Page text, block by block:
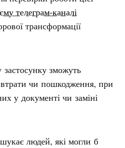
телеграм-каналі
трансформації
застосунку зможуть
втрати чи пошкодження, при
у документі чи заміні
людей, які могли б